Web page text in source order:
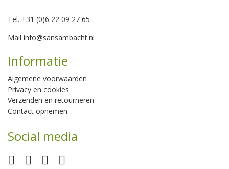
Tel. +31 (0)6 22 09 27 65
Mail info@sansambacht.nl
Informatie
Algemene voorwaarden
Privacy en cookies
Verzenden en retourneren
Contact opnemen
Social media